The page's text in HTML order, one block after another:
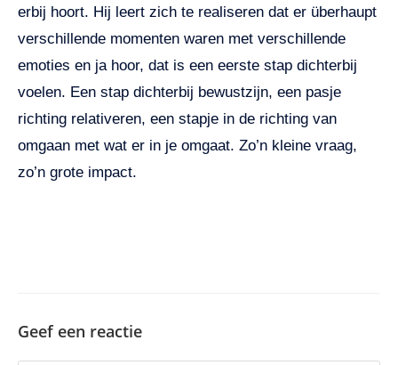
erbij hoort. Hij leert zich te realiseren dat er überhaupt
verschillende momenten waren met verschillende
emoties en ja hoor, dat is een eerste stap dichterbij
voelen. Een stap dichterbij bewustzijn, een pasje
richting relativeren, een stapje in de richting van
omgaan met wat er in je omgaat. Zo’n kleine vraag,
zo’n grote impact.
Geef een reactie